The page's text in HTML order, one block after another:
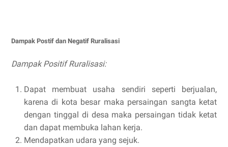
Dampak Postif dan Negatif Ruralisasi
Dampak Positif Ruralisasi:
Dapat membuat usaha sendiri seperti berjualan,
karena di kota besar maka persaingan sangta ketat
dengan tinggal di desa maka persaingan tidak ketat
dan dapat membuka lahan kerja.
Mendapatkan udara yang sejuk.